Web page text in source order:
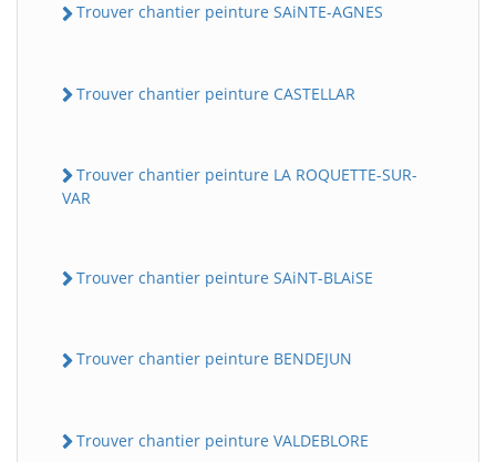
Trouver chantier peinture SAiNTE-AGNES
Trouver chantier peinture CASTELLAR
Trouver chantier peinture LA ROQUETTE-SUR-
VAR
Trouver chantier peinture SAiNT-BLAiSE
Trouver chantier peinture BENDEJUN
Trouver chantier peinture VALDEBLORE